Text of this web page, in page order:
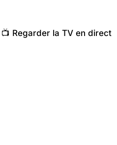
📺 Regarder la TV en direct